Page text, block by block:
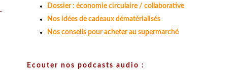
Dossier : économie circulaire / collaborative
Nos idées de cadeaux dématérialisés
Nos conseils pour acheter au supermarché
Ecouter nos podcasts audio :